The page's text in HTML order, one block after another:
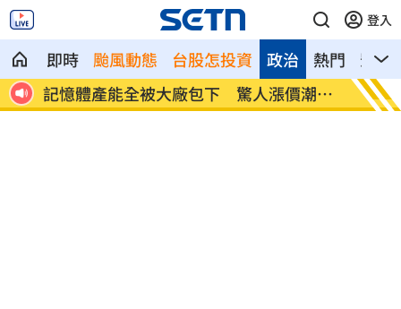
登入
即時 颱風動態 台股怎投資 熱門 影音
政治
來
北美訂單補爆 聯發科小金雞EPS至27.12
元
AI和